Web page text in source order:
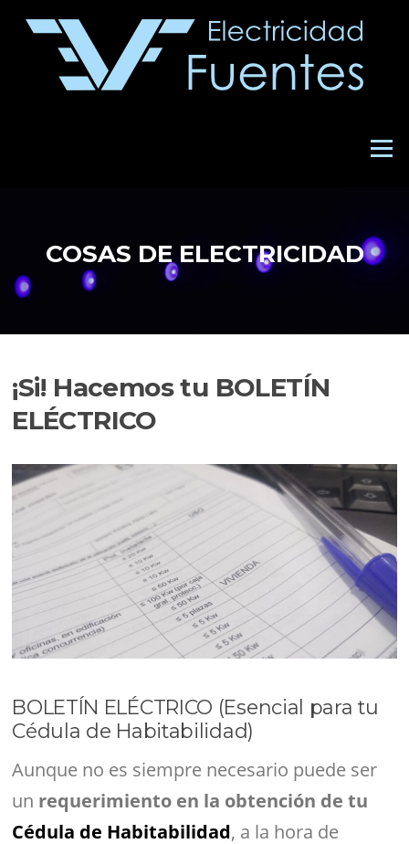
Menú
COSAS DE ELECTRICIDAD
¡Si! Hacemos tu BOLETÍN
ELÉCTRICO
BOLETÍN ELÉCTRICO (Esencial para tu
Cédula de Habitabilidad)
Aunque no es siempre necesario puede ser
un requerimiento en la obtención de tu
Cédula de Habitabilidad, a la hora de